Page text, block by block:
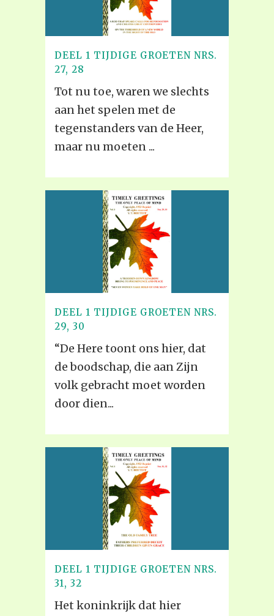
DEEL 1 TIJDIGE GROETEN NRS.
27, 28
Tot nu toe, waren we slechts
aan het spelen met de
tegenstanders van de Heer,
maar nu moeten ...
DEEL 1 TIJDIGE GROETEN NRS.
29, 30
“De Here toont ons hier, dat
de boodschap, die aan Zijn
volk gebracht moet worden
door dien...
DEEL 1 TIJDIGE GROETEN NRS.
31, 32
Het koninkrijk dat hier